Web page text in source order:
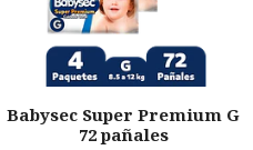
Babysec Super Premium G
72 pañales